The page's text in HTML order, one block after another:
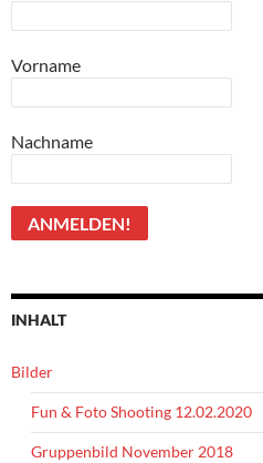
Vorname
Nachname
INHALT
Bilder
Fun & Foto Shooting 12.02.2020
Gruppenbild November 2018